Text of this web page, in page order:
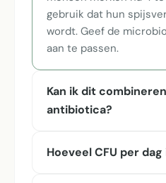
gebruik dat hun
wordt. Geef de
aan te passen.
Kan ik dit
antibiotica?
Hoeveel CFU per